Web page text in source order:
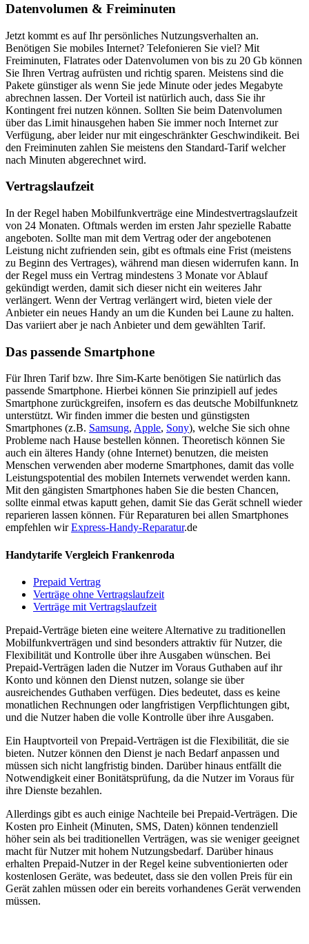
Datenvolumen & Freiminuten
Jetzt kommt es auf Ihr persönliches Nutzungsverhalten an.
Benötigen Sie mobiles Internet? Telefonieren Sie viel? Mit
Freiminuten, Flatrates oder Datenvolumen von bis zu 20 Gb können
Sie Ihren Vertrag aufrüsten und richtig sparen. Meistens sind die
Pakete günstiger als wenn Sie jede Minute oder jedes Megabyte
abrechnen lassen. Der Vorteil ist natürlich auch, dass Sie ihr
Kontingent frei nutzen können. Sollten Sie beim Datenvolumen
über das Limit hinausgehen haben Sie immer noch Internet zur
Verfügung, aber leider nur mit eingeschränkter Geschwindikeit. Bei
den Freiminuten zahlen Sie meistens den Standard-Tarif welcher
nach Minuten abgerechnet wird.
Vertragslaufzeit
In der Regel haben Mobilfunkverträge eine Mindestvertragslaufzeit
von 24 Monaten. Oftmals werden im ersten Jahr spezielle Rabatte
angeboten. Sollte man mit dem Vertrag oder der angebotenen
Leistung nicht zufrienden sein, gibt es oftmals eine Frist (meistens
zu Beginn des Vertrages), während man diesen widerrufen kann. In
der Regel muss ein Vertrag mindestens 3 Monate vor Ablauf
gekündigt werden, damit sich dieser nicht ein weiteres Jahr
verlängert. Wenn der Vertrag verlängert wird, bieten viele der
Anbieter ein neues Handy an um die Kunden bei Laune zu halten.
Das variiert aber je nach Anbieter und dem gewählten Tarif.
Das passende Smartphone
Für Ihren Tarif bzw. Ihre Sim-Karte benötigen Sie natürlich das
passende Smartphone. Hierbei können Sie prinzipiell auf jedes
Smartphone zurückgreifen, insofern es das deutsche Mobilfunknetz
unterstützt. Wir finden immer die besten und günstigsten
Smartphones (z.B. Samsung, Apple, Sony), welche Sie sich ohne
Probleme nach Hause bestellen können. Theoretisch können Sie
auch ein älteres Handy (ohne Internet) benutzen, die meisten
Menschen verwenden aber moderne Smartphones, damit das volle
Leistungspotential des mobilen Internets verwendet werden kann.
Mit den gängisten Smartphones haben Sie die besten Chancen,
sollte einmal etwas kaputt gehen, damit Sie das Gerät schnell wieder
reparieren lassen können. Für Reparaturen bei allen Smartphones
empfehlen wirExpress-Handy-Reparatur.de
Handytarife Vergleich Frankenroda
Prepaid Vertrag
Verträge ohne Vertragslaufzeit
Verträge mit Vertragslaufzeit
Prepaid-Verträge bieten eine weitere Alternative zu traditionellen
Mobilfunkverträgen und sind besonders attraktiv für Nutzer, die
Flexibilität und Kontrolle über ihre Ausgaben wünschen. Bei
Prepaid-Verträgen laden die Nutzer im Voraus Guthaben auf ihr
Konto und können den Dienst nutzen, solange sie über
ausreichendes Guthaben verfügen. Dies bedeutet, dass es keine
monatlichen Rechnungen oder langfristigen Verpflichtungen gibt,
und die Nutzer haben die volle Kontrolle über ihre Ausgaben.
Ein Hauptvorteil von Prepaid-Verträgen ist die Flexibilität, die sie
bieten. Nutzer können den Dienst je nach Bedarf anpassen und
müssen sich nicht langfristig binden. Darüber hinaus entfällt die
Notwendigkeit einer Bonitätsprüfung, da die Nutzer im Voraus für
ihre Dienste bezahlen.
Allerdings gibt es auch einige Nachteile bei Prepaid-Verträgen. Die
Kosten pro Einheit (Minuten, SMS, Daten) können tendenziell
höher sein als bei traditionellen Verträgen, was sie weniger geeignet
macht für Nutzer mit hohem Nutzungsbedarf. Darüber hinaus
erhalten Prepaid-Nutzer in der Regel keine subventionierten oder
kostenlosen Geräte, was bedeutet, dass sie den vollen Preis für ein
Gerät zahlen müssen oder ein bereits vorhandenes Gerät verwenden
müssen.